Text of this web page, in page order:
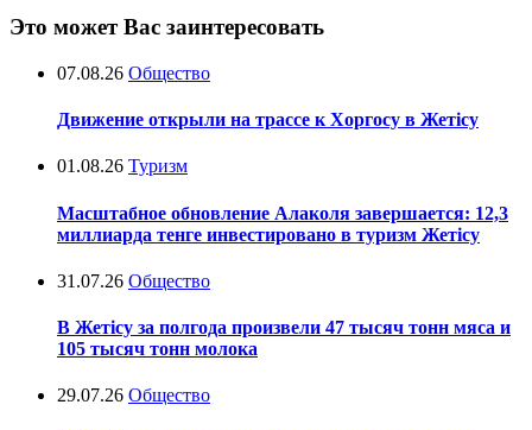
Это может Вас заинтересовать
07.08.26 Общество
Движение открыли на трассе к Хоргосу в Жетісу
01.08.26 Туризм
Масштабное обновление Алаколя завершается: 12,3
миллиарда тенге инвестировано в туризм Жетісу
31.07.26 Общество
В Жетісу за полгода произвели 47 тысяч тонн мяса и
105 тысяч тонн молока
29.07.26 Общество